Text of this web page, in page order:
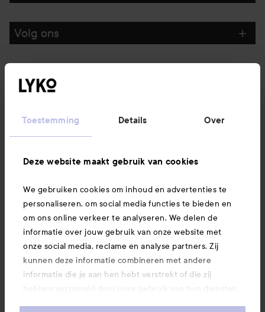
Toestemming Details Over
Deze website maakt gebruik van cookies
We gebruiken cookies om inhoud en advertenties te
personaliseren, om social media functies te bieden en
om ons online verkeer te analyseren. We delen de
informatie over jouw gebruik van onze website met
onze social media, reclame en analyse partners. Zij
kunnen deze informatie combineren met andere
informatie die je aan hen hebt verstrekt of die zij
hebben verzameld door jouw gebruik van hun diensten.
Volg ons
Informatie
Ook interessant
Download hier onze app